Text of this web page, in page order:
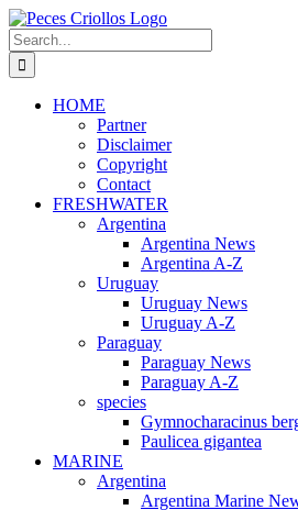
Skip
to
content
Search
for:
HOME
Partner
Disclaimer
Copyright
Contact
FRESHWATER
Argentina
Argentina News
Argentina A-Z
Uruguay
Uruguay News
Uruguay A-Z
Paraguay
Paraguay News
Paraguay A-Z
species
Gymnocharacinus
Paulicea gigantea
MARINE
Argentina
Argentina Marine